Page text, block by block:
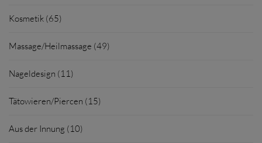
Kosmetik (65)
Massage/Heilmassage (49)
Nageldesign (11)
Tätowieren/Piercen (15)
Aus der Innung (10)